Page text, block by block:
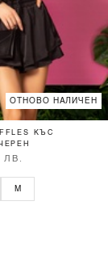
ОТНОВО НАЛИЧЕН
КЪС
ЛВ.
M